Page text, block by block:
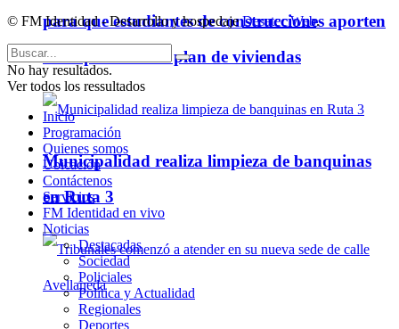
para que estudiantes de construcciones aporten
ideas para futuro plan de viviendas
Municipalidad realiza limpieza de banquinas
en Ruta 3
© FM Identidad - Desarrollo y hospedajeDesatec Web.
No hay resultados.
Ver todos los ressultados
Inicio
Programación
Quienes somos
Ubicación
Contáctenos
Servicios
FM Identidad en vivo
Noticias
Destacadas
Sociedad
Policiales
Política y Actualidad
Regionales
Deportes